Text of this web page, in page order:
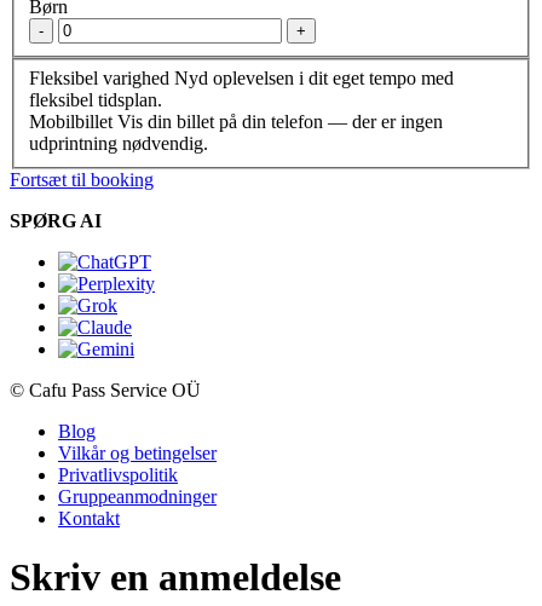
Børn
- +
Fleksibel varighed Nyd oplevelsen i dit eget tempo med
fleksibel tidsplan.
Mobilbillet Vis din billet på din telefon — der er ingen
udprintning nødvendig.
Fortsæt til booking
SPØRG AI
© Cafu Pass Service OÜ
Blog
Vilkår og betingelser
Privatlivspolitik
Gruppeanmodninger
Kontakt
Skriv en anmeldelse